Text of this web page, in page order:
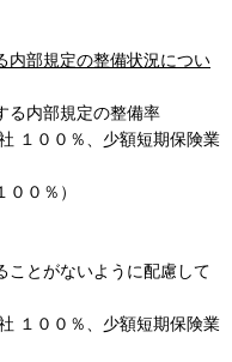
内部規定の整備状況につい
る内部規定の整備率
１００％、少額短期保険業
００％）
ことがないように配慮して
１００％、少額短期保険業